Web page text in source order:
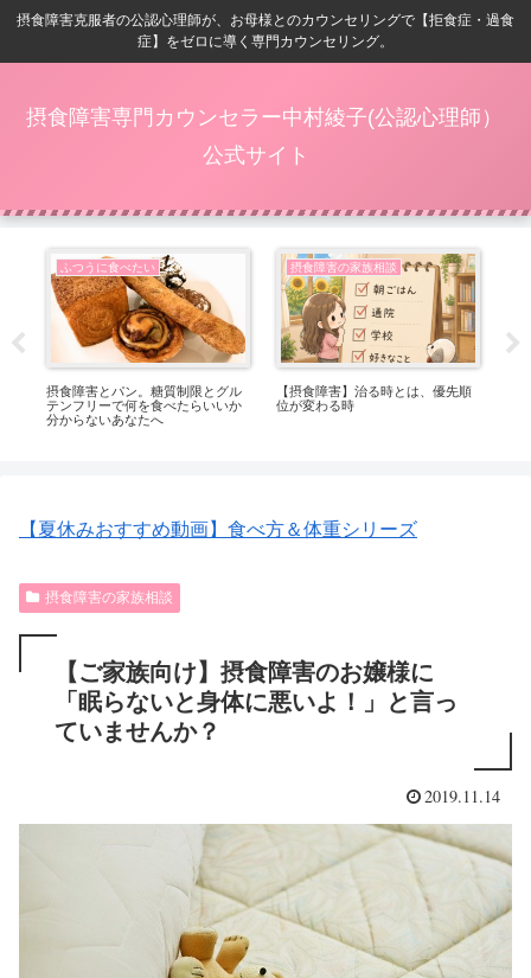
摂食障害克服者の公認心理師が、お母様とのカウンセリングで【拒食症・過食
症】をゼロに導く専門カウンセリング。
摂食障害専門カウンセラー中村綾子(公認心理師）
公式サイト
ふつうに食べたい
摂食障害とパン。糖質制限とグル
テンフリーで何を食べたらいいか
分からないあなたへ
摂食障害の家族相談
【摂食障害】治る時とは、優先順
位が変わる時
【夏休みおすすめ動画】食べ方＆体重シリーズ
摂食障害の家族相談
【ご家族向け】摂食障害のお嬢様に
「眠らないと身体に悪いよ！」と言っ
ていませんか？
2019.11.14